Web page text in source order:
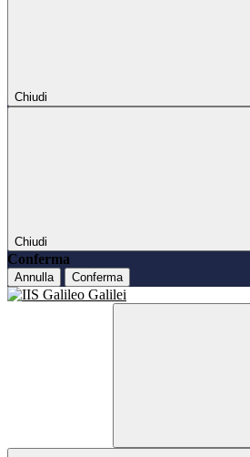
Chiudi
Chiudi
Conferma
Annulla Conferma